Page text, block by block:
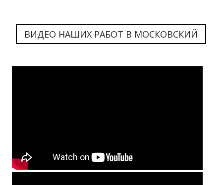
ВИДЕО НАШИХ РАБОТ В МОСКОВСКИЙ